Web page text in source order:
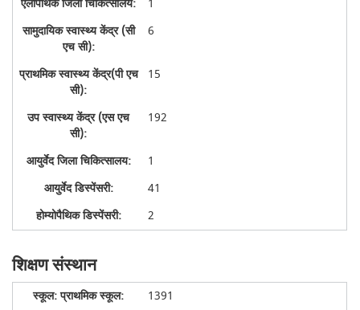
1
6
15
192
1
41
2
शिक्षण संस्थान
1391